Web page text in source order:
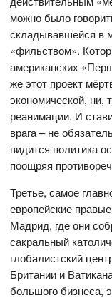
можно было
складывавшейся в
«фильством».
американских
же этот проект
экономической, ни,
реанимации. И
врага – не
видится политика
поощряя
Третье, самое
европейские
Мадрид, где они
сакральный
глобалистский
Британии и
большого бизнеса,